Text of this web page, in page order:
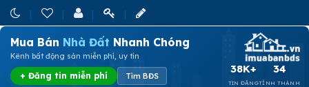
Mua Bán Nhà Đất Nhanh Chóng
Kênh bất động sản miễn phí, uy tín
+ Đăng tin miễn phí Tìm BĐS
38K+
TIN ĐĂNG
34
TỈNH THÀNH